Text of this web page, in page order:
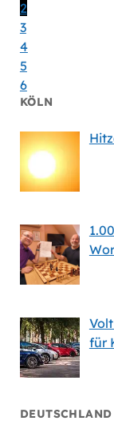
2
3
4
5
6
KÖLN
für
DEUTSCHLAND